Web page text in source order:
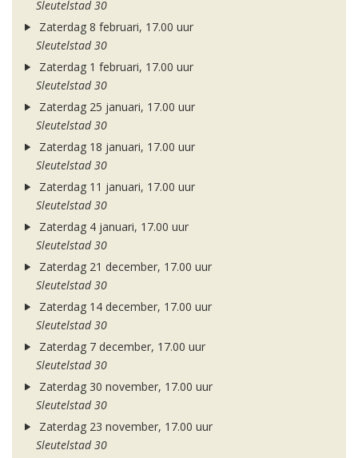
Sleutelstad 30
Zaterdag 8 februari, 17.00 uur
Sleutelstad 30
Zaterdag 1 februari, 17.00 uur
Sleutelstad 30
Zaterdag 25 januari, 17.00 uur
Sleutelstad 30
Zaterdag 18 januari, 17.00 uur
Sleutelstad 30
Zaterdag 11 januari, 17.00 uur
Sleutelstad 30
Zaterdag 4 januari, 17.00 uur
Sleutelstad 30
Zaterdag 21 december, 17.00 uur
Sleutelstad 30
Zaterdag 14 december, 17.00 uur
Sleutelstad 30
Zaterdag 7 december, 17.00 uur
Sleutelstad 30
Zaterdag 30 november, 17.00 uur
Sleutelstad 30
Zaterdag 23 november, 17.00 uur
Sleutelstad 30